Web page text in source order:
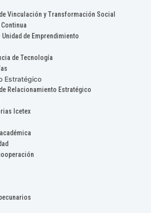
Vinculación y Transformación Social
de Emprendimiento
de Tecnología
Estratégico
Relacionamiento Estratégico
Icetex